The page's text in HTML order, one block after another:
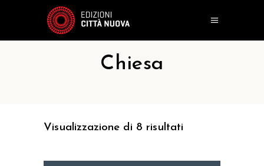
Chiesa
Visualizzazione di 8 risultati